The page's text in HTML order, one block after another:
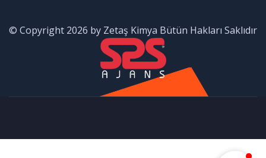
© Copyright 2026 by Zetaş Kimya Bütün Hakları Saklıdır